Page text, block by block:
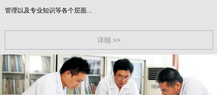
管理以及专业知识等各个层面...
详细 >>